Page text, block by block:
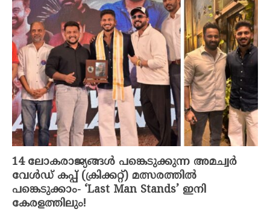
14 ലോകരാജ്യങ്ങൾ പങ്കെടുക്കുന്ന അമച്വർ
വേൾഡ് കപ്പ്‌ (ക്രിക്കറ്റ്‌) മത്സരത്തിൽ
പങ്കെടുക്കാം- ‘Last Man Stands’ ഇനി
കേരളത്തിലും!